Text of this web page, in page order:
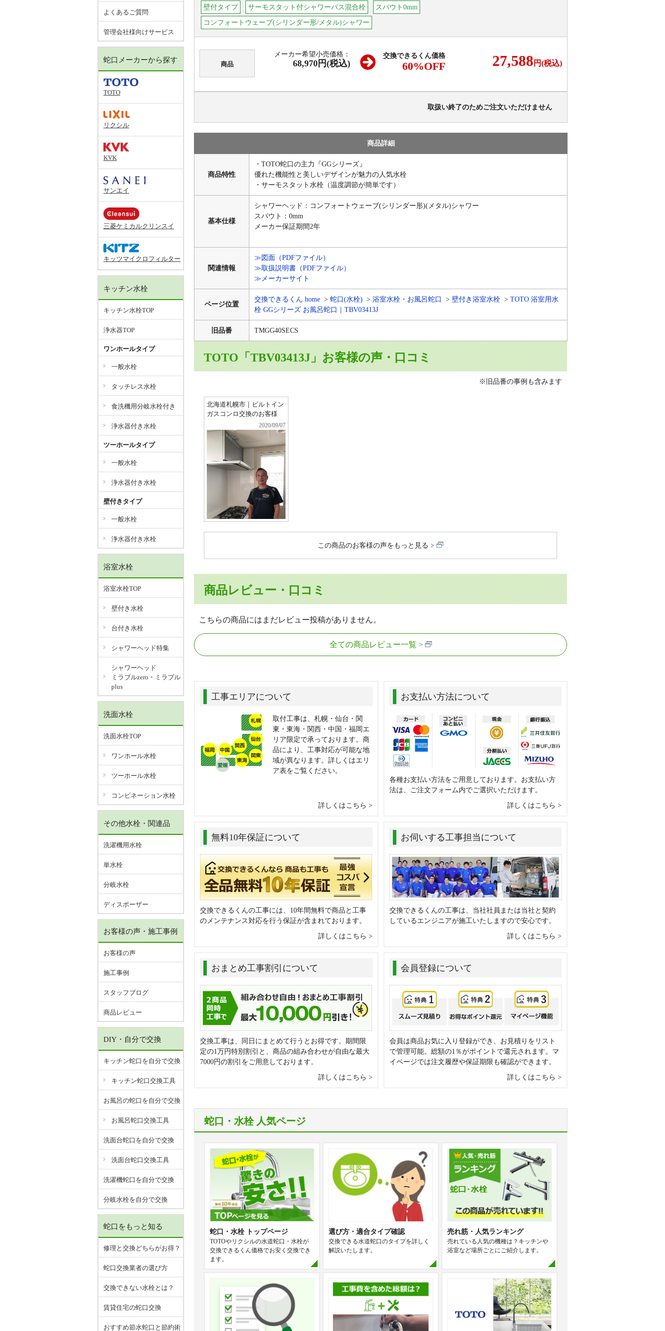
壁付タイプ サーモスタット付シャワーバス混合栓 スパウト0mm
コンフォートウェーブ(シリンダー形/メタル)シャワー
商品
メーカー希望小売価格：
68,970円(税込)
交換できるくん価格
60%OFF 27,588 円(税込)
取扱い終了のためご注文いただけません
商品詳細
商品特性
・TOTO蛇口の主力『GGシリーズ』
優れた機能性と美しいデザインが魅力の人気水栓
・サーモスタット水栓（温度調節が簡単です）
基本仕様
シャワーヘッド：コンフォートウェーブ(シリンダー形)(メタル)シャワー
スパウト：0mm
メーカー保証期間2年
関連情報
≫図面（PDFファイル）
≫取扱説明書（PDFファイル）
≫メーカーサイト
ページ位置
交換できるくん home 蛇口(水栓) 浴室水栓・お風呂蛇口 壁付き浴室水栓
TOTO 浴室用水
栓 GGシリーズ お風呂蛇口｜TBV03413J
旧品番 TMGG40SECS
TOTO「TBV03413J」お客様の声・口コミ
※旧品番の事例も含みます
北海道札幌市｜ビルトイン
ガスコンロ交換のお客様
2020/09/07
この商品のお客様の声をもっと見る
商品レビュー・口コミ
こちらの商品にはまだレビュー投稿がありません。
全ての商品レビュー一覧
工事エリアについて
取付工事は、札幌・仙台・関
東・東海・関西・中国・福岡エ
リア限定で承っております。商
品により、工事対応が可能な地
域が異なります。詳しくはエリ
ア表をご覧ください。
詳しくはこちら
お支払い方法について
各種お支払い方法をご用意しております。お支払い方
法は、ご注文フォーム内でご選択いただけます。
詳しくはこちら
無料10年保証について
交換できるくんの工事には、10年間無料で商品と工事
のメンテナンス対応を行う保証が含まれております。
詳しくはこちら
お伺いする工事担当について
交換できるくんの工事は、当社社員または当社と契約
しているエンジニアが施工いたしますので安心です。
詳しくはこちら
おまとめ工事割引について
交換工事は、同日にまとめて行うとお得です。期間限
定の1万円特別割引と、商品の組み合わせが自由な最大
7000円の割引をご用意しております。
詳しくはこちら
会員登録について
会員は商品お気に入り登録ができ、お見積りをリスト
で管理可能。総額の1％がポイントで還元されます。マ
イページでは注文履歴や保証期限も確認ができます。
詳しくはこちら
蛇口・水栓 人気ページ
蛇口・水栓 トップページ
TOTOやリクシルの水道蛇口・水栓が
交換できるくん価格でお安く交換でき
ます。
選び方・適合タイプ確認
交換できる水道蛇口のタイプを詳しく
解説いたします。
売れ筋・人気ランキング
売れている人気の機種は？キッチンや
浴室など場所ごとにご紹介します。
よくあるご質問
管理会社様向けサービス
蛇口メーカーから探す
TOTO
リクシル
KVK
サンエイ
三菱ケミカルクリンスイ
キッツマイクロフィルター
キッチン水栓
キッチン水栓TOP
浄水器TOP
ワンホールタイプ
一般水栓
タッチレス水栓
食洗機用分岐水栓付き
浄水器付き水栓
ツーホールタイプ
一般水栓
浄水器付き水栓
壁付きタイプ
一般水栓
浄水器付き水栓
浴室水栓
浴室水栓TOP
壁付き水栓
台付き水栓
シャワーヘッド特集
シャワーヘッド
ミラブルzero・ミラブル
plus
洗面水栓
洗面水栓TOP
ワンホール水栓
ツーホール水栓
コンビネーション水栓
その他水栓・関連品
洗濯機用水栓
単水栓
分岐水栓
ディスポーザー
お客様の声・施工事例
お客様の声
施工事例
スタッフブログ
商品レビュー
DIY・自分で交換
キッチン蛇口を自分で交換
キッチン蛇口交換工具
お風呂の蛇口を自分で交換
お風呂蛇口交換工具
洗面台蛇口を自分で交換
洗面台蛇口交換工具
洗濯機蛇口を自分で交換
分岐水栓を自分で交換
蛇口をもっと知る
修理と交換どちらがお得？
蛇口交換業者の選び方
交換できない水栓とは？
賃貸住宅の蛇口交換
おすすめ節水蛇口と節約術